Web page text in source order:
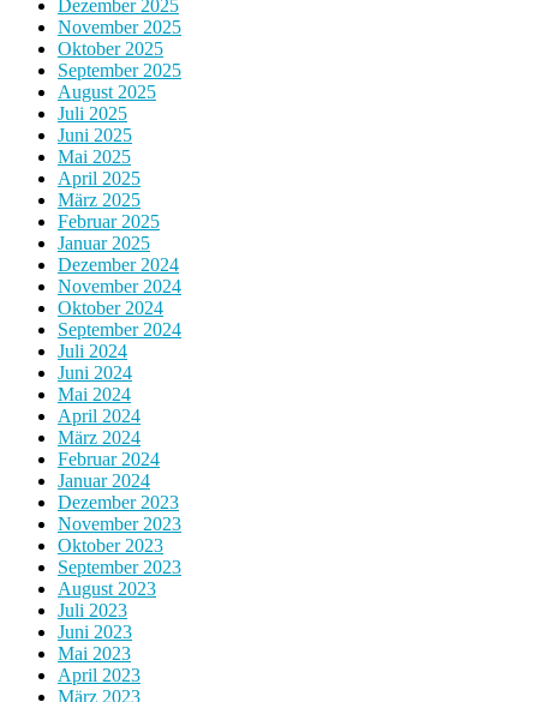
Dezember 2025
November 2025
Oktober 2025
September 2025
August 2025
Juli 2025
Juni 2025
Mai 2025
April 2025
März 2025
Februar 2025
Januar 2025
Dezember 2024
November 2024
Oktober 2024
September 2024
Juli 2024
Juni 2024
Mai 2024
April 2024
März 2024
Februar 2024
Januar 2024
Dezember 2023
November 2023
Oktober 2023
September 2023
August 2023
Juli 2023
Juni 2023
Mai 2023
April 2023
März 2023